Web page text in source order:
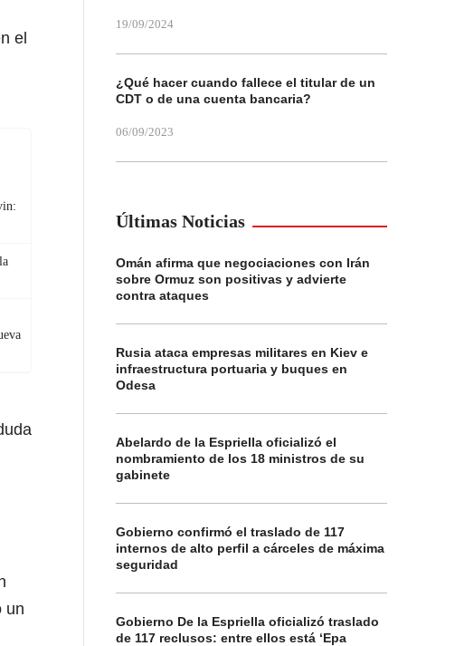
el
un
19/09/2024
¿Qué hacer cuando fallece el titular de un
CDT o de una cuenta bancaria?
06/09/2023
Últimas Noticias
Omán afirma que negociaciones con Irán
sobre Ormuz son positivas y advierte
contra ataques
Rusia ataca empresas militares en Kiev e
infraestructura portuaria y buques en
Odesa
Abelardo de la Espriella oficializó el
nombramiento de los 18 ministros de su
gabinete
Gobierno confirmó el traslado de 117
internos de alto perfil a cárceles de máxima
seguridad
Gobierno De la Espriella oficializó traslado
de 117 reclusos: entre ellos está ‘Epa